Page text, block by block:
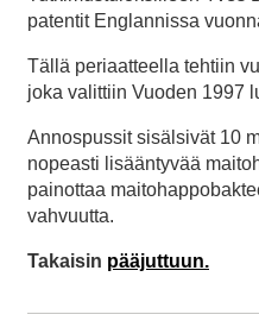
patentit Englannissa
Tällä periaatteella tehtiin
joka valittiin Vuoden 1997
Annospussit sisälsivät 10
nopeasti lisääntyvää
painottaa
vahvuutta.
Takaisin pääjuttuun.